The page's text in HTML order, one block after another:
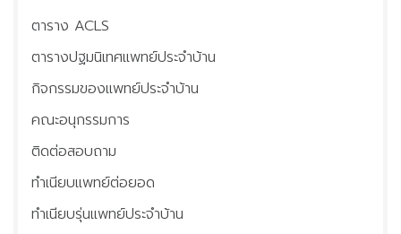
ข่าวประชาสัมพันธ์
ตาราง ACLS
ตารางปฐมนิเทศแพทย์ประจำบ้าน
กิจกรรมของแพทย์ประจำบ้าน
คณะอนุกรรมการ
ติดต่อสอบถาม
ทำเนียบแพทย์ต่อยอด
ทำเนียบรุ่นแพทย์ประจำบ้าน